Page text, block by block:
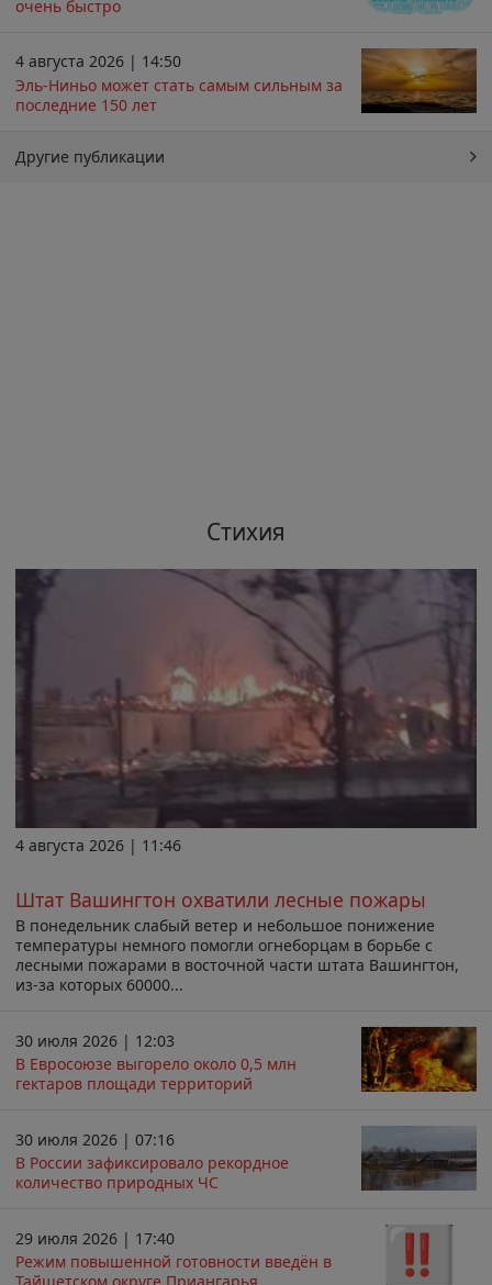
очень быстро
4 августа 2026 | 14:50
Эль-Ниньо может стать самым сильным за
последние 150 лет
Другие публикации
Стихия
4 августа 2026 | 11:46
Штат Вашингтон охватили лесные пожары
В понедельник слабый ветер и небольшое понижение
температуры немного помогли огнеборцам в борьбе с
лесными пожарами в восточной части штата Вашингтон,
из-за которых 60000...
30 июля 2026 | 12:03
В Евросоюзе выгорело около 0,5 млн
гектаров площади территорий
30 июля 2026 | 07:16
В России зафиксировало рекордное
количество природных ЧС
29 июля 2026 | 17:40
Режим повышенной готовности введён в